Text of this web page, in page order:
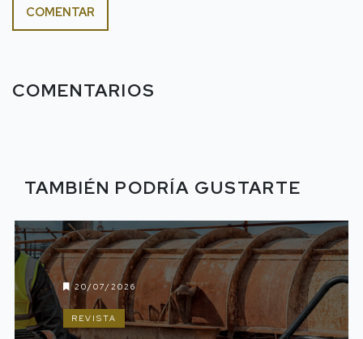
COMENTAR
COMENTARIOS
TAMBIÉN PODRÍA GUSTARTE
20/07/2026
REVISTA